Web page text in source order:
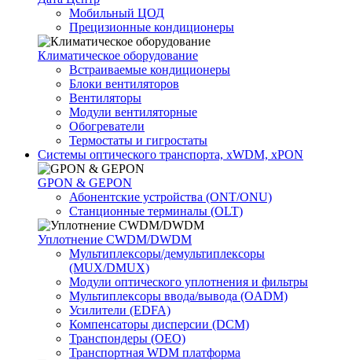
Мобильный ЦОД
Прецизионные кондиционеры
Климатичeское оборудование
Встраиваемые кондиционеры
Блоки вентиляторов
Вентиляторы
Модули вентиляторные
Обогреватели
Термостаты и гигростаты
Системы оптического транспорта, xWDM, xPON
GPON & GEPON
Абонентские устройства (ONT/ONU)
Станционные терминалы (OLT)
Уплотнение CWDM/DWDM
Мультиплексоры/демультиплексоры
(MUX/DMUX)
Модули оптического уплотнения и фильтры
Мультиплексоры ввода/вывода (OADM)
Усилители (EDFA)
Компенсаторы дисперсии (DCM)
Транспондеры (OEO)
Транспортная WDM платформа